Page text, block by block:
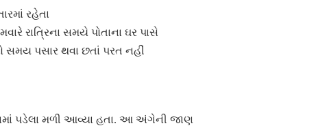
રહેતા
રાત્રિના સમયે પોતાના ઘર પાસે
સમય પસાર થવા છતાં પરત નહીં
પડેલા મળી આવ્યા હતા. આ અંગેની જાણ